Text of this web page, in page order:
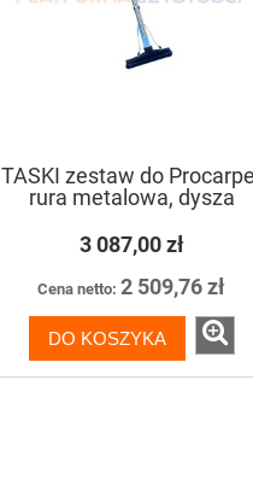
TASKI zestaw do
rura metalowa, dysza
natryskowo-zbierająca
3 087,00 zł
Cena netto: 2 509,76 zł
DO KOSZYKA